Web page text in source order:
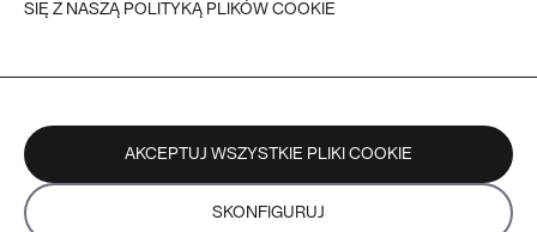
SIĘ Z NASZĄ POLITYKĄ PLIKÓW COOKIE
SKONFIGURUJ
AKCEPTUJ WSZYSTKIE PLIKI COOKIE